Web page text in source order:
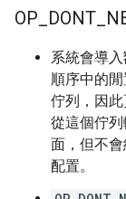
OP DONT
系統會導
順序中的
佇列，因
從這個佇
面，但不
配置。